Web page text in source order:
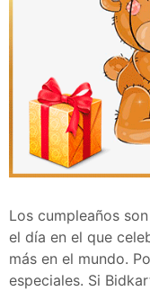
Los cumpleaños
el día en el que
más en el mundo.
especiales. Si